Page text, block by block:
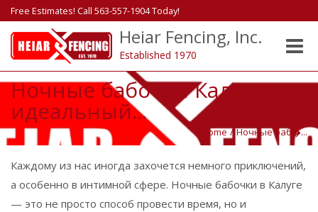
Free Estimates! Call 563-557-1904 Today!
Heiar Fencing, Inc.
Established 1970
Toggle
Ночные бабочки Калуга:
идеальный...
Home / Ночные баб�...
Каждому из нас иногда захочется немного приключений,
а особенно в интимной сфере. Ночные бабочки в Калуге
— это не просто способ провести время, но и